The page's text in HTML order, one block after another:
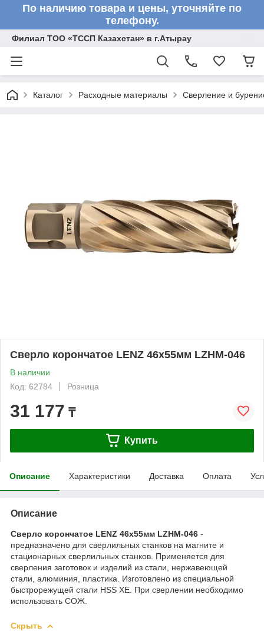
По наличию товара и цены, уточняйте по
телефону.
Филиал ТОО «ТССП Казахстан» в г.Атырау
Каталог Расходные материалы Сверление и
Сверло корончатое LENZ 46x55мм LZHM-046
В наличии
Код: 62784
Розница
31 177 ₸
Купить
Описание Характеристики Доставка Оплата
Описание
Сверло корончатое LENZ 46x55мм LZHM-046 -
предназначено для сверлильных станков на магните и
стационарных сверлильных станков. Применяется для
сверления заготовок и изделий из стали, нержавеющей
стали, алюминия, пластика. Изготовлено из специальной
быстрорежущей стали HSS XE. При сверлении необходимо
использовать СОЖ.
Скрыть